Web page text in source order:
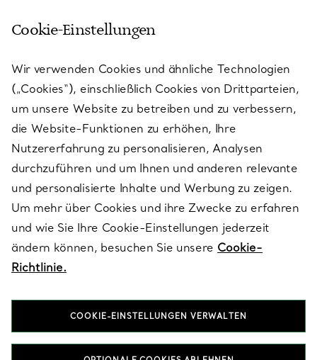
KUNDENSERVICE
SERVICES
ÜBER TIFFANY & CO.
RECHTLICHE HINWEISE
FOLGEN SIE UNS
Cookie-Einstellungen
Wir verwenden Cookies und ähnliche Technologien
(„Cookies“), einschließlich Cookies von Drittparteien,
um unsere Website zu betreiben und zu verbessern,
die Website-Funktionen zu erhöhen, Ihre
Nutzererfahrung zu personalisieren, Analysen
durchzuführen und um Ihnen und anderen relevante
und personalisierte Inhalte und Werbung zu zeigen.
Um mehr über Cookies und ihre Zwecke zu erfahren
und wie Sie Ihre Cookie-Einstellungen jederzeit
ändern können, besuchen Sie unsere Cookie-
Richtlinie.
COOKIE-EINSTELLUNGEN VERWALTEN